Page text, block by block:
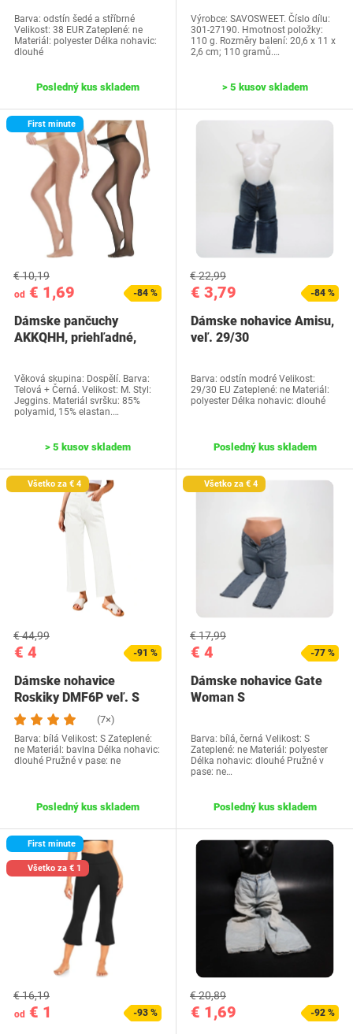
Barva: odstín šedé a stříbrné
Velikost: 38 EUR Zateplené: ne
Materiál: polyester Délka nohavic:
dlouhé
Posledný kus skladem
Výrobce: SAVOSWEET. Číslo dílu:
301-27190. Hmotnost položky:
110 g. Rozměry balení: 20,6 x 11 x
2,6 cm; 110 gramů.…
> 5 kusov skladem
First minute
od € 1,69
€ 10,19
-84 %
Dámske pančuchy
AKKQHH, priehľadné,
Věková skupina: Dospělí. Barva:
Telová + Černá. Velikost: M. Styl:
Jeggins. Materiál svršku: 85%
polyamid, 15% elastan.…
> 5 kusov skladem
€ 3,79
€ 22,99
-84 %
Dámske nohavice Amisu,
veľ. 29/30
Barva: odstín modré Velikost:
29/30 EU Zateplené: ne Materiál:
polyester Délka nohavic: dlouhé
Posledný kus skladem
Všetko za € 4
€ 4
€ 44,99
-91 %
Dámske nohavice
Roskiky DMF6P veľ. S
(7×)
Barva: bílá Velikost: S Zateplené:
ne Materiál: bavlna Délka nohavic:
dlouhé Pružné v pase: ne
Posledný kus skladem
Všetko za € 4
€ 4
€ 17,99
-77 %
Dámske nohavice Gate
Woman S
Barva: bílá, černá Velikost: S
Zateplené: ne Materiál: polyester
Délka nohavic: dlouhé Pružné v
pase: ne…
Posledný kus skladem
First minute
Všetko za € 1
od € 1
€ 16,19
-93 % € 1,69
€ 20,89
-92 %